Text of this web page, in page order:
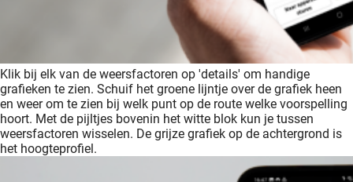
Klik bij elk van de weersfactoren op 'details' om handige
grafieken te zien. Schuif het groene lijntje over de grafiek heen
en weer om te zien bij welk punt op de route welke voorspelling
hoort. Met de pijltjes bovenin het witte blok kun je tussen
weersfactoren wisselen. De grijze grafiek op de achtergrond is
het hoogteprofiel.